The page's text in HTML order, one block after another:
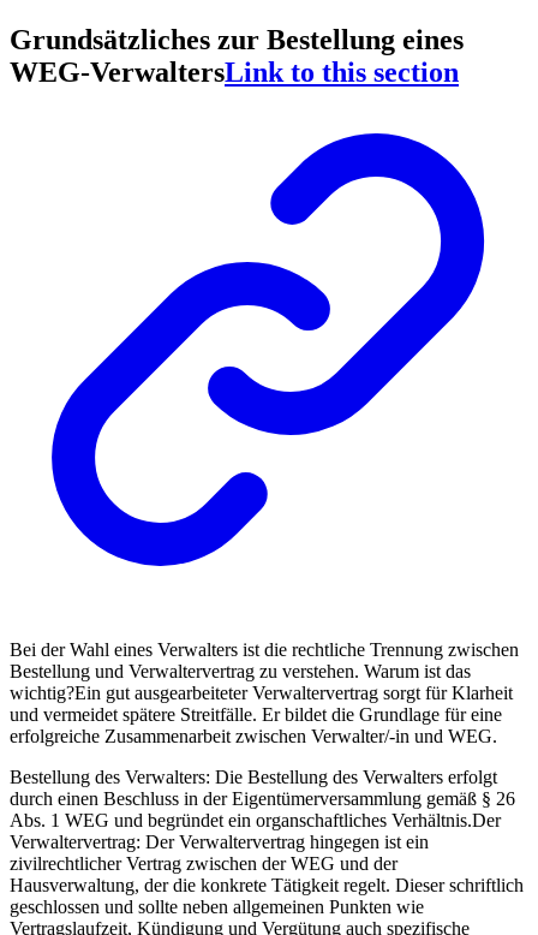
Grundsätzliches zur Bestellung eines
WEG-VerwaltersLink to this section
Bei der Wahl eines Verwalters ist die rechtliche Trennung zwischen
Bestellung und Verwaltervertrag zu verstehen. Warum ist das
wichtig?Ein gut ausgearbeiteter Verwaltervertrag sorgt für Klarheit
und vermeidet spätere Streitfälle. Er bildet die Grundlage für eine
erfolgreiche Zusammenarbeit zwischen Verwalter/-in und WEG.
Bestellung des Verwalters: Die Bestellung des Verwalters erfolgt
durch einen Beschluss in der Eigentümerversammlung gemäß § 26
Abs. 1 WEG und begründet ein organschaftliches Verhältnis.Der
Verwaltervertrag: Der Verwaltervertrag hingegen ist ein
zivilrechtlicher Vertrag zwischen der WEG und der
Hausverwaltung, der die konkrete Tätigkeit regelt. Dieser schriftlich
geschlossen und sollte neben allgemeinen Punkten wie
Vertragslaufzeit, Kündigung und Vergütung auch spezifische